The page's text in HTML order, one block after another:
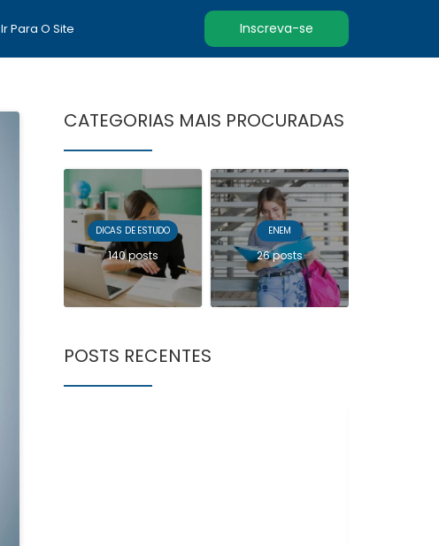
Ir Para O Site Inscreva-se
CATEGORIAS MAIS PROCURADAS
DICAS DE ESTUDO
140 posts
ENEM
26 posts
POSTS RECENTES